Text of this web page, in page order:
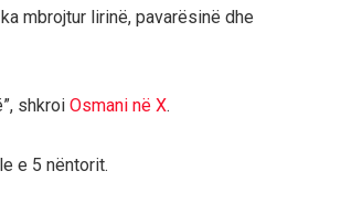
mbrojtur lirinë, pavarësinë dhe
shkroi Osmani në X.
e 5 nëntorit.